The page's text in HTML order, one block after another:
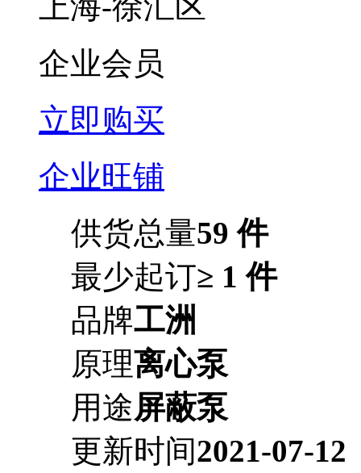
企业会员
立即购买
企业旺铺
供货总量59 件
最少起订≥ 1 件
品牌工洲
原理离心泵
用途屏蔽泵
更新时间2021-07-12